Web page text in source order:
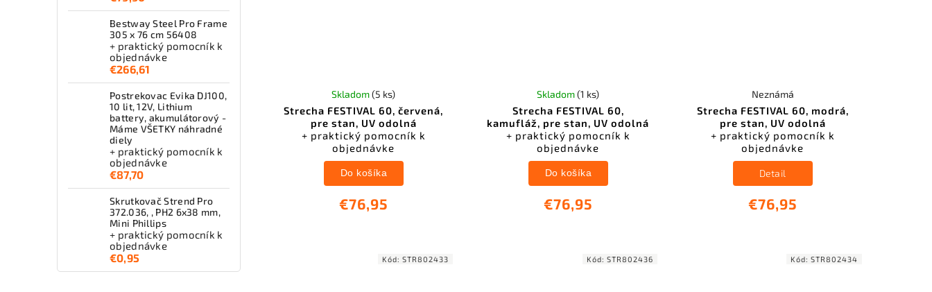
Bestway Steel Pro Frame
305 x 76 cm 56408
+ praktický pomocník k
objednávke
€266,61
Postrekovac Evika DJ100,
10 lit, 12V, Lithium
battery, akumulátorový -
Máme VŠETKY náhradné
diely
+ praktický pomocník k
objednávke
€87,70
Skrutkovač Strend Pro
372.036, , PH2 6x38 mm,
Mini Phillips
+ praktický pomocník k
objednávke
€0,95
Strecha FESTIVAL 60, červená,
pre stan, UV odolná
+ praktický pomocník k
objednávke
Skladom(5 ks)
€76,95
Do košíka
Strecha FESTIVAL 60,
kamufláž, pre stan, UV odolná
+ praktický pomocník k
objednávke
Skladom(1 ks)
€76,95
Do košíka
Strecha FESTIVAL 60, modrá,
pre stan, UV odolná
+ praktický pomocník k
objednávke
Neznámá
€76,95
Detail
Kód:STR802433 Kód:STR802436 Kód:STR802434